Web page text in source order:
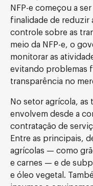
NFP-e começou a
finalidade de reduzir
controle sobre as
meio da NFP-e, o
monitorar as
evitando problemas
transparência no
No setor agrícola, as
envolvem desde a
contratação de
Entre as principais,
agrícolas — como
e carnes — e de
e óleo vegetal.